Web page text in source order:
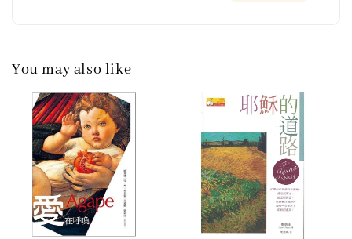
You may also like